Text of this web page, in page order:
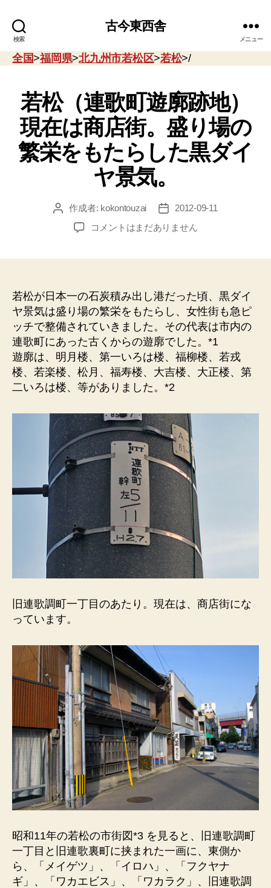
検索
古今東西舎
メニュー
全国>福岡県>北九州市若松区>若松>/
若松（連歌町遊廓跡地）
現在は商店街。盛り場の
繁栄をもたらした黒ダイ
ヤ景気。
投
作成者: kokontouzai
投
稿
日
2012-09-11
若
遊
廓
跡
地）
現
在
は
商
街。
盛
り
場
の
繁
栄
を
も
た
ら
し
た
ダ
気。
へ
の
コメントはまだありません
若松が日本一の石炭積み出し港だった頃、黒ダイ
ヤ景気は盛り場の繁栄をもたらし、女性街も急ピ
ッチで整備されていきました。その代表は市内の
連歌町にあった古くからの遊廓でした。*1
遊廓は、明月楼、第一いろは楼、福柳楼、若戎
楼、若楽楼、松月、福寿楼、大吉楼、大正楼、第
二いろは楼、等がありました。*2
旧連歌調町一丁目のあたり。現在は、商店街にな
っています。
昭和11年の若松の市街図*3 を見ると、旧連歌調町
一丁目と旧連歌裏町に挟まれた一画に、東側か
ら、「メイゲツ」、「イロハ」、「フクヤナ
ギ」、「ワカエビス」、「ワカラク」、旧連歌調